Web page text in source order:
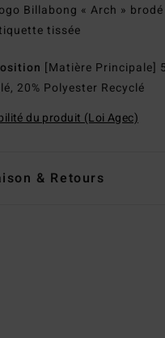
Billabong « Arch »
tissée
[Matière Principale]
20% Polyester Recyclé
du produit (Loi Agec)
& Retours